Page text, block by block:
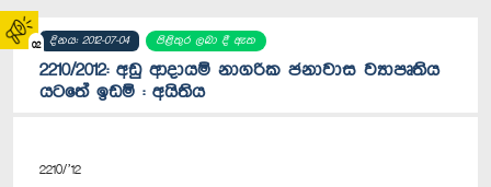
02 දිනය: 2012-07-04 පිළිතුර ලබා දී ඇත
2210/2012: අඩු ආදායම් නාගරික ජනාවාස ව්‍යාපෘතිය
යටතේ ඉඩම් : අයිතිය
2210/’12